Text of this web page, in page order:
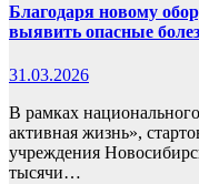
Благодаря новому
выявить опасные
31.03.2026
В рамках
активная жизнь»,
учреждения
тысячи…